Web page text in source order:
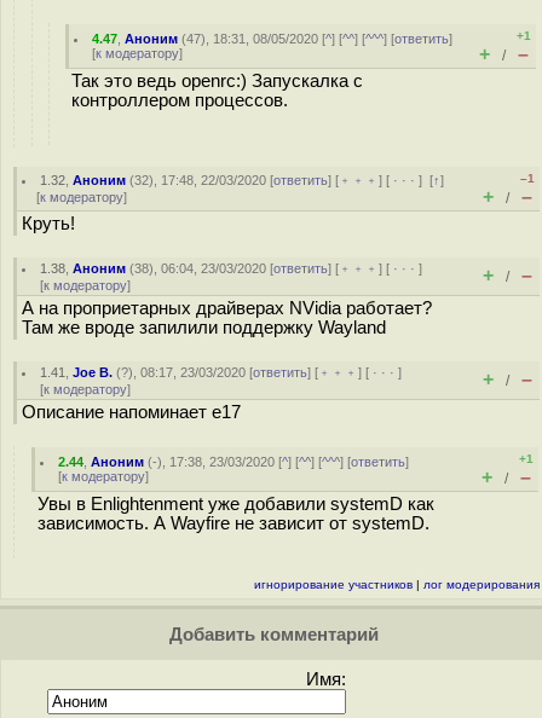
4.47 ,Аноним (47), 18:31, 08/05/2020 [^] [^^] [^^^] [ответить]
[к модератору]
+1
+ / –
Так это ведь openrc:) Запускалка с
контроллером процессов.
1.32 ,Аноним (32), 17:48, 22/03/2020 [ответить] [ ﹢﹢﹢] [ · · ·][↑]
[к модератору]
–1
+ / –
Круть!
1.38 ,Аноним (38), 06:04, 23/03/2020 [ответить] [ ﹢﹢﹢] [ · · ·]
[к модератору] + / –
А на проприетарных драйверах NVidia работает?
Там же вроде запилили поддержку Wayland
1.41 ,Joe B. (?), 08:17, 23/03/2020 [ответить] [ ﹢﹢﹢] [ · · ·]
[к модератору] + / –
Описание напоминает e17
2.44 ,Аноним (-), 17:38, 23/03/2020 [^] [^^] [^^^] [ответить]
[к модератору]
+1
+ / –
Увы в Enlightenment уже добавили systemD как
зависимость. А Wayfire не зависит от systemD.
игнорирование участников | лог модерирования
Добавить комментарий
Имя: